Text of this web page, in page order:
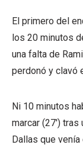
El primero del
los 20 minutos
una falta de
perdonó y clavó
Ni 10 minutos
marcar (27′)
Dallas que